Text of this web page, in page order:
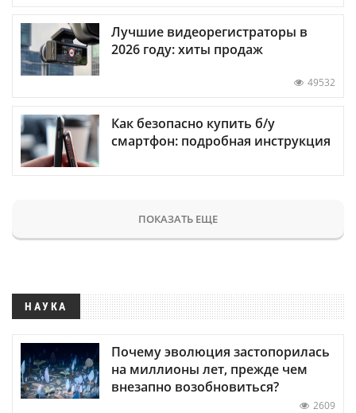
Лучшие видеорегистраторы в
2026 году: хиты продаж
49532
Как безопасно купить б/у
смартфон: подробная инструкция
ПОКАЗАТЬ ЕЩЕ
НАУКА
Почему эволюция застопорилась
на миллионы лет, прежде чем
внезапно возобновиться?
2609